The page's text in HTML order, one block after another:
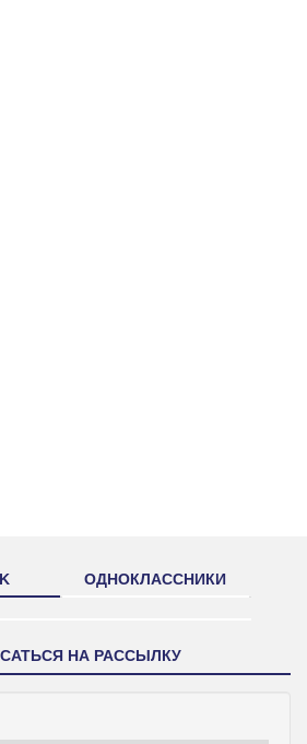
ОДНОКЛАССНИКИ
НА РАССЫЛКУ